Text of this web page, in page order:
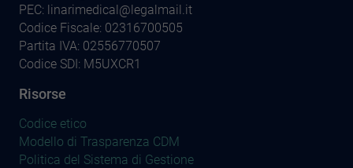
PEC: linarimedical@legalmail.it
Codice Fiscale: 02316700505
Partita IVA: 02556770507
Codice SDI: M5UXCR1
Risorse
Codice etico
Modello di Trasparenza CDM
Politica del Sistema di Gestione